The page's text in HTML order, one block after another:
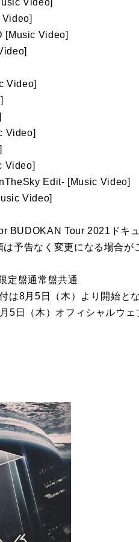
[Music Video]
Video]
Video]
Video]
Edit- [Music Video]
Video]
BUDOKAN Tour 2021ドキ
予告なく変更になる場合が
定盤通常盤共通
は8月5日（木）より開始とな
5日（木）オフィシャルウェ